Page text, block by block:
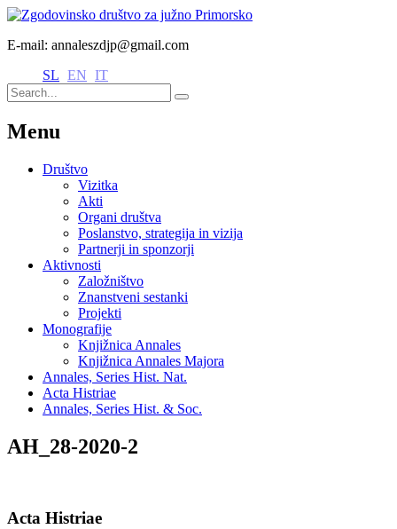
E-mail: annaleszdjp@gmail.com
SL EN IT
Menu
Društvo
Vizitka
Akti
Organi društva
Poslanstvo, strategija in vizija
Partnerji in sponzorji
Aktivnosti
Založništvo
Znanstveni sestanki
Projekti
Monografije
Knjižnica Annales
Knjižnica Annales Majora
Annales, Series Hist. Nat.
Acta Histriae
Annales, Series Hist. & Soc.
AH_28-2020-2
Acta Histriae